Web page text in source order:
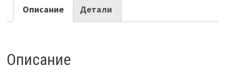
L=500
H=94
(9.121.291)
Описание Детали
Описание